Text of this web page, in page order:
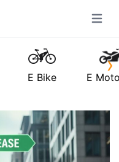
Open
›
E Bike E